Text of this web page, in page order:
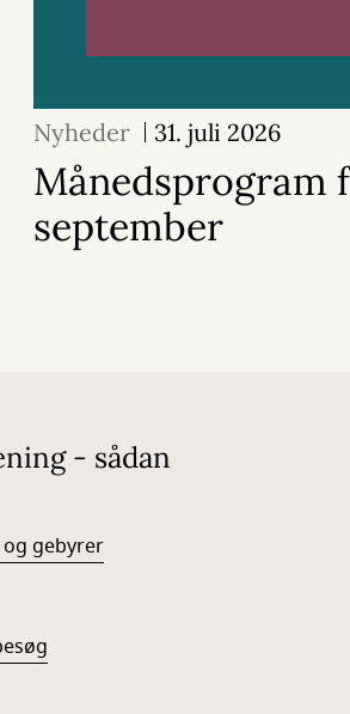
Nyheder 31. juli 2026
Månedsprogram
september
- sådan
gebyrer